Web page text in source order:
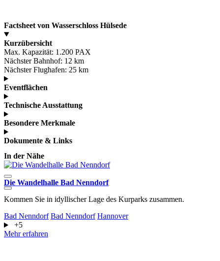
Factsheet von Wasserschloss Hülsede
Kurzübersicht
Max. Kapazität: 1.200 PAX
Nächster Bahnhof: 12 km
Nächster Flughafen: 25 km
Eventflächen
Technische Ausstattung
Besondere Merkmale
Dokumente & Links
In der Nähe
Die Wandelhalle Bad Nenndorf
Kommen Sie in idyllischer Lage des Kurparks zusammen.
Bad Nenndorf Bad Nenndorf Hannover
+5
Mehr erfahren